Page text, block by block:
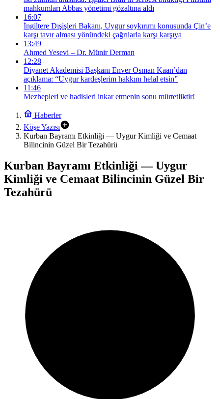
mahkumları Abbas yönetimi gözaltına aldı
16:07
İngiltere Dışişleri Bakanı, Uygur soykırımı konusunda Çin’e
karşı tavır alması yönündeki çağrılarla karşı karşıya
13:49
Ahmed Yesevi – Dr. Münir Derman
12:28
Diyanet Akademisi Başkanı Enver Osman Kaan’dan
açıklama: “Uygur kardeşlerim hakkını helal etsin”
11:46
Mezhepleri ve hadisleri inkar etmenin sonu mürtetliktir!
Haberler
Köşe Yazısı
Kurban Bayramı Etkinliği — Uygur Kimliği ve Cemaat
Bilincinin Güzel Bir Tezahürü
Kurban Bayramı Etkinliği — Uygur
Kimliği ve Cemaat Bilincinin Güzel Bir
Tezahürü